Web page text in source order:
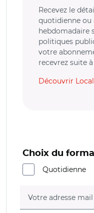
Recevez le
quotidienne ou
hebdomadaire
politiques
votre
recevrez suite
Découvrir
Choix du
Quotidienne
Votre adresse mail